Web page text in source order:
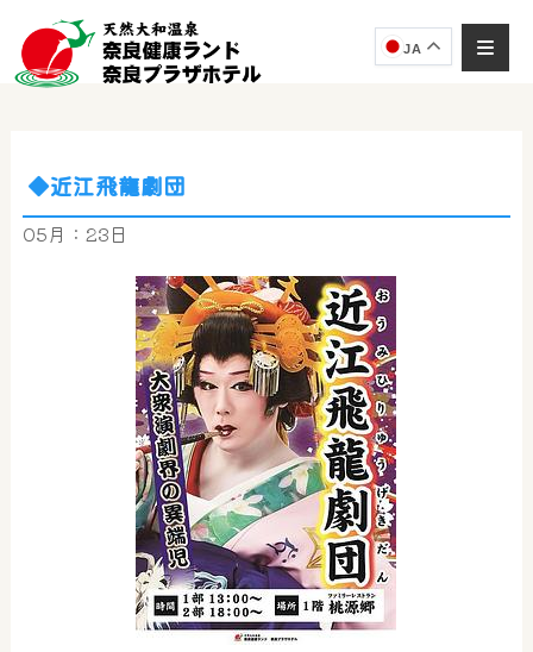
JA
◆近江飛龍劇団
05月：23日
奈良健康ランド AIコンシェルジュです。
ご質問をお伺いします。